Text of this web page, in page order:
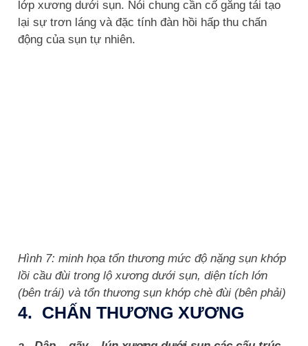
lớp xương dưới sụn. Nói chung cần cố gắng tái tạo
lại sự trơn láng và đặc tính đàn hồi hấp thu chấn
động của sụn tự nhiên.
Hình 7: minh họa tổn thương mức độ nặng sụn khớp
lồi cầu đùi trong lộ xương dưới sụn, diện tích lớn
(bên trái) và tổn thương sụn khớp chè đùi (bên phải)
4. CHẤN THƯƠNG XƯƠNG